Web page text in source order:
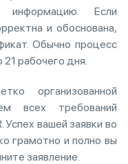
информацию. Если
и обоснована,
Обычно процесс
рабочего дня.
организованной
всех требований
Успех вашей заявки во
грамотно и полно вы
заявление.